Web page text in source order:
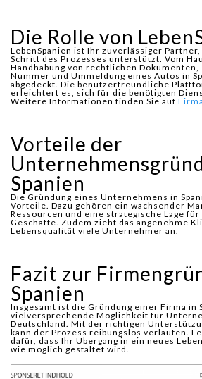
Die Rolle von
LebenSpanien ist Ihr zuverlässiger
Schritt des Prozesses unterstützt. Vom
Handhabung von rechtlichen
Nummer und Ummeldung eines Autos in
abgedeckt. Die benutzerfreundliche
erleichtert es, sich für die benötigten
Weitere Informationen finden Sie auf
Vorteile der
Spanien
Die Gründung eines Unternehmens in
Vorteile. Dazu gehören ein wachsender
Ressourcen und eine strategische Lage
Geschäfte. Zudem zieht das angenehme
Lebensqualität viele Unternehmer an.
Fazit zur
Spanien
Insgesamt ist die Gründung einer Firma in
vielversprechende Möglichkeit für
Deutschland. Mit der richtigen
kann der Prozess reibungslos verlaufen.
dafür, dass Ihr Übergang in ein neues
wie möglich gestaltet wird.